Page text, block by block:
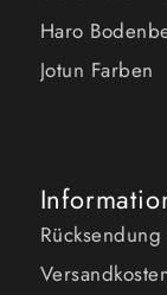
Haro
Jotun Farben
Rücksendung